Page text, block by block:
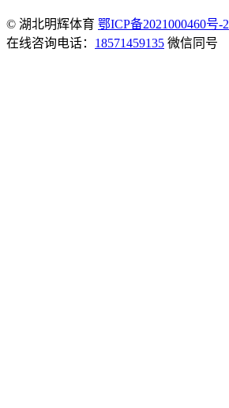
© 湖北明辉体育 鄂ICP备2021000460号-2
在线咨询电话： 18571459135 微信同号